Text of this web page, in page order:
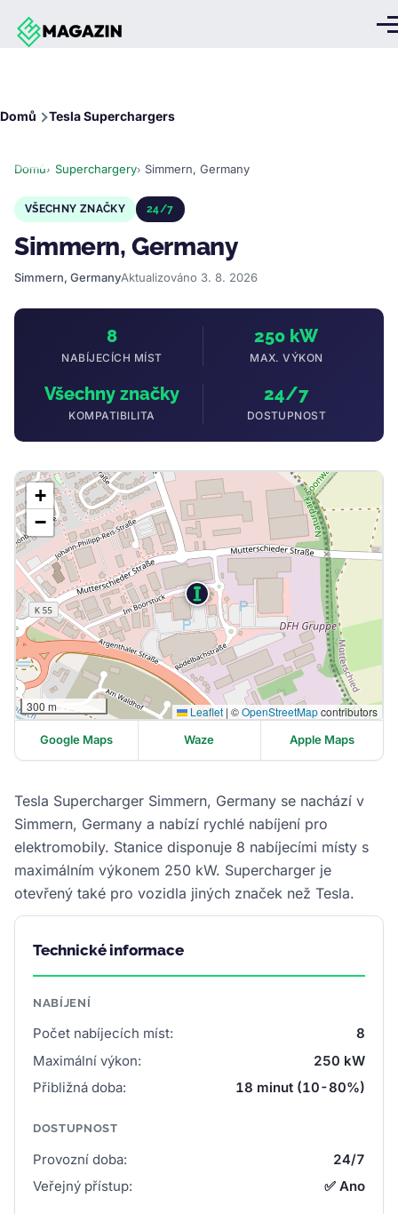
Přejít k hlavnímu obsahu
Domů Tesla Superchargers
Domů Superchargery Simmern, Germany
VŠECHNY ZNAČKY 24/7
Simmern, Germany
Simmern, GermanyAktualizováno 3. 8. 2026
8
NABÍJECÍCH MÍST
250 kW
MAX. VÝKON
Všechny značky
KOMPATIBILITA
24/7
DOSTUPNOST
Tesla Supercharger Simmern, Germany se nachází v
Simmern, Germany a nabízí rychlé nabíjení pro
elektromobily. Stanice disponuje 8 nabíjecími místy s
maximálním výkonem 250 kW. Supercharger je
otevřený také pro vozidla jiných značek než Tesla.
Technické informace
NABÍJENÍ
Počet nabíjecích míst:
8
Maximální výkon:
250 kW
Přibližná doba:
18 minut (10-80%)
DOSTUPNOST
Provozní doba:
24/7
Veřejný přístup:
✅ Ano
+
−
300 m Leaflet | ©OpenStreetMapcontributors
Google Maps Waze Apple Maps